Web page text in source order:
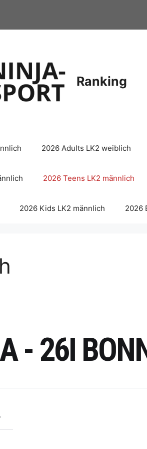
Ranking
2026 Adults LK2 weiblich
2026 Teens LK2 männlich
2026 Kids LK2 männlich 2026
- 26I